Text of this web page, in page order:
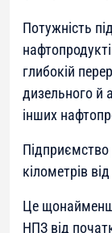
Потужність
глибокій
дизельного й
інших
кілометрів
Це
НПЗ від